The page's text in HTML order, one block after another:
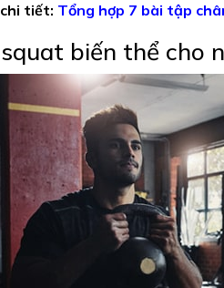
tiết: Tổng hợp 7 bài tập
biến thể cho